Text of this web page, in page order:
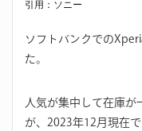
引用：ソニー
ソフトバンクでの
た。
人気が集中して在庫が
が、2023年12月現在